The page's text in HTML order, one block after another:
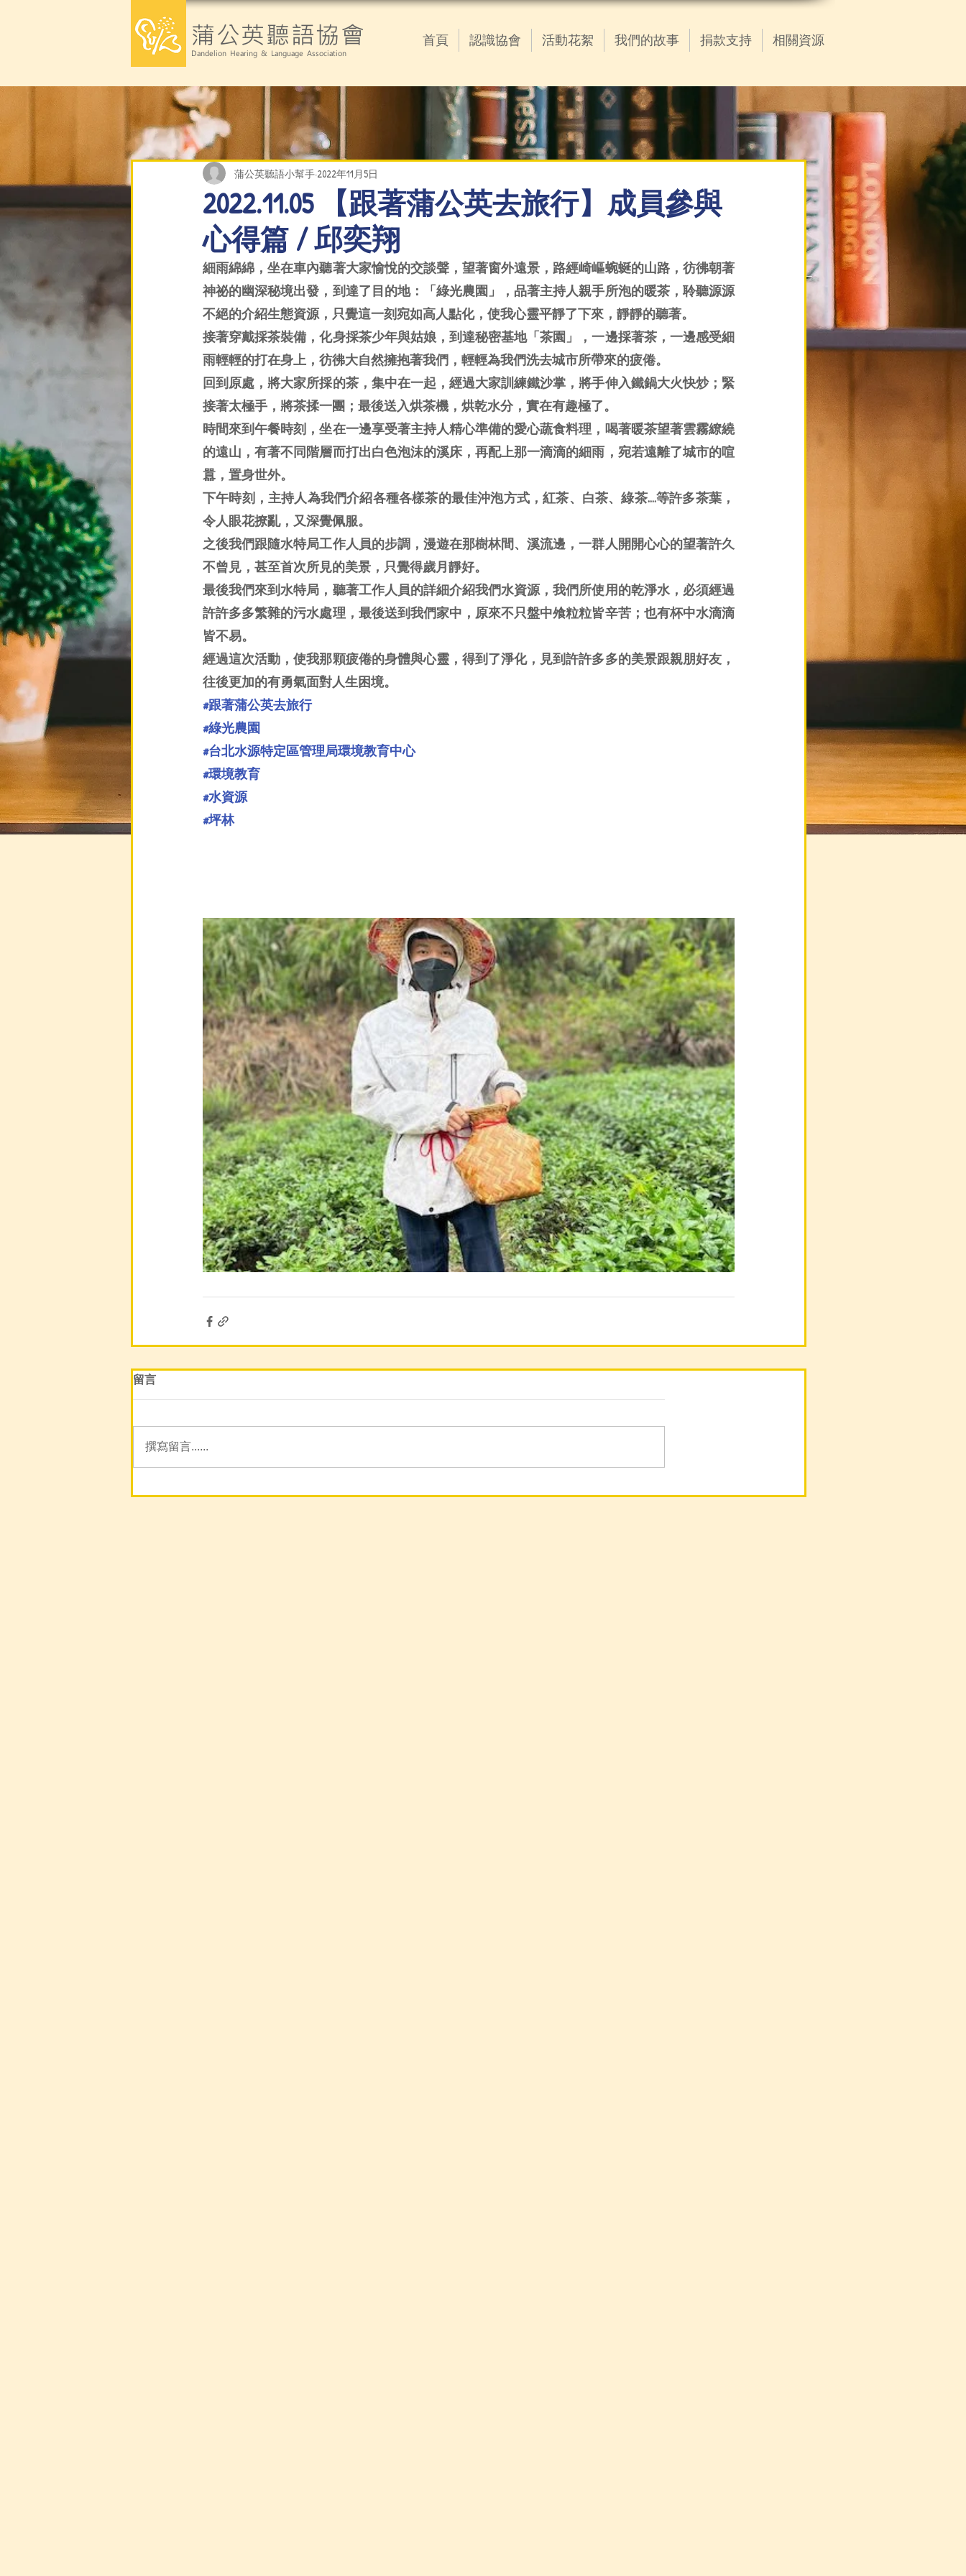
蒲公英聽語協會
Dandelion Hearing & Language Association
首頁 認識協會 活動花絮 我們的故事 捐款支持 相關資源
2022.11.05 【跟著蒲公英去旅行】成員參與
心得篇 / 邱奕翔
蒲公英聽語小幫手 2022年11月5日
細雨綿綿，坐在車內聽著大家愉悅的交談聲，望著窗外遠景，路經崎嶇蜿蜒的山路，彷彿朝著
神祕的幽深秘境出發，到達了目的地：「綠光農園」，品著主持人親手所泡的暖茶，聆聽源源
不絕的介紹生態資源，只覺這一刻宛如高人點化，使我心靈平靜了下來，靜靜的聽著。
接著穿戴採茶裝備，化身採茶少年與姑娘，到達秘密基地「茶園」，一邊採著茶，一邊感受細
雨輕輕的打在身上，彷彿大自然擁抱著我們，輕輕為我們洗去城市所帶來的疲倦。
回到原處，將大家所採的茶，集中在一起，經過大家訓練鐵沙掌，將手伸入鐵鍋大火快炒；緊
接著太極手，將茶揉一團；最後送入烘茶機，烘乾水分，實在有趣極了。
時間來到午餐時刻，坐在一邊享受著主持人精心準備的愛心蔬食料理，喝著暖茶望著雲霧繚繞
的遠山，有著不同階層而打出白色泡沫的溪床，再配上那一滴滴的細雨，宛若遠離了城市的喧
囂，置身世外。
下午時刻，主持人為我們介紹各種各樣茶的最佳沖泡方式，紅茶、白茶、綠茶....等許多茶葉，
令人眼花撩亂，又深覺佩服。
之後我們跟隨水特局工作人員的步調，漫遊在那樹林間、溪流邊，一群人開開心心的望著許久
不曾見，甚至首次所見的美景，只覺得歲月靜好。
最後我們來到水特局，聽著工作人員的詳細介紹我們水資源，我們所使用的乾淨水，必須經過
許許多多繁雜的污水處理，最後送到我們家中，原來不只盤中飧粒粒皆辛苦；也有杯中水滴滴
皆不易。
經過這次活動，使我那顆疲倦的身體與心靈，得到了淨化，見到許許多多的美景跟親朋好友，
往後更加的有勇氣面對人生困境。
#跟著蒲公英去旅行
#綠光農園
#台北水源特定區管理局環境教育中心
#環境教育
#水資源
#坪林
留言
撰寫留言......